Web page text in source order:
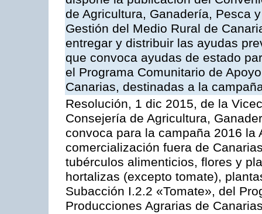
de Agricultura, Ganadería, Pesca
Gestión del Medio Rural de
entregar y distribuir las ayudas
que convoca ayudas de estado
el Programa Comunitario de
Canarias, destinadas a la
Resolución, 1 dic 2015, de la
Consejería de Agricultura,
convoca para la campaña 2016 la
comercialización fuera de
tubérculos alimenticios, flores y
hortalizas (excepto tomate),
Subacción I.2.2 «Tomate», del
Producciones Agrarias de